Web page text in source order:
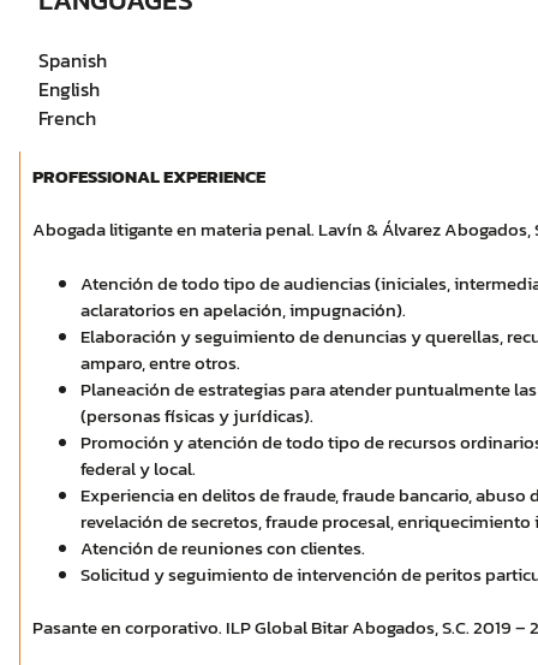
Spanish
English
French
PROFESSIONAL EXPERIENCE
Abogada litigante en materia penal. Lavín & Álvarez Abogados,
Atención de todo tipo de audiencias (iniciales,
aclaratorios en apelación, impugnación).
Elaboración y seguimiento de denuncias y querellas,
amparo, entre otros.
Planeación de estrategias para atender puntualmente
(personas físicas y jurídicas).
Promoción y atención de todo tipo de recursos
federal y local.
Experiencia en delitos de fraude, fraude bancario, abuso
revelación de secretos, fraude procesal,
Atención de reuniones con clientes.
Solicitud y seguimiento de intervención de peritos
Pasante en corporativo. ILP Global Bitar Abogados, S.C. 2019 –